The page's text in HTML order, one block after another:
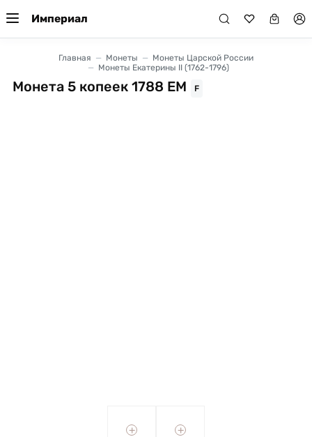
Империал
Главная Монеты
Монеты Царской России
Монеты Екатерины II (1762-1796)
Монета 5 копеек 1788 ЕМ F
+ +